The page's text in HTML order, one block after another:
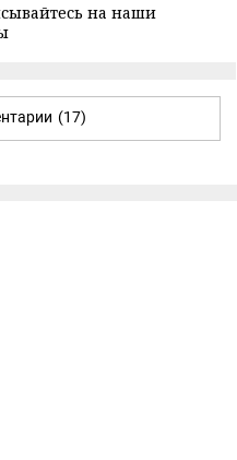
на наши
(17)